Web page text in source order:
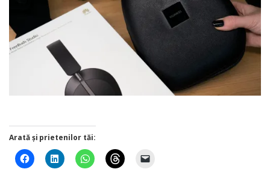
Arată și prietenilor tăi: